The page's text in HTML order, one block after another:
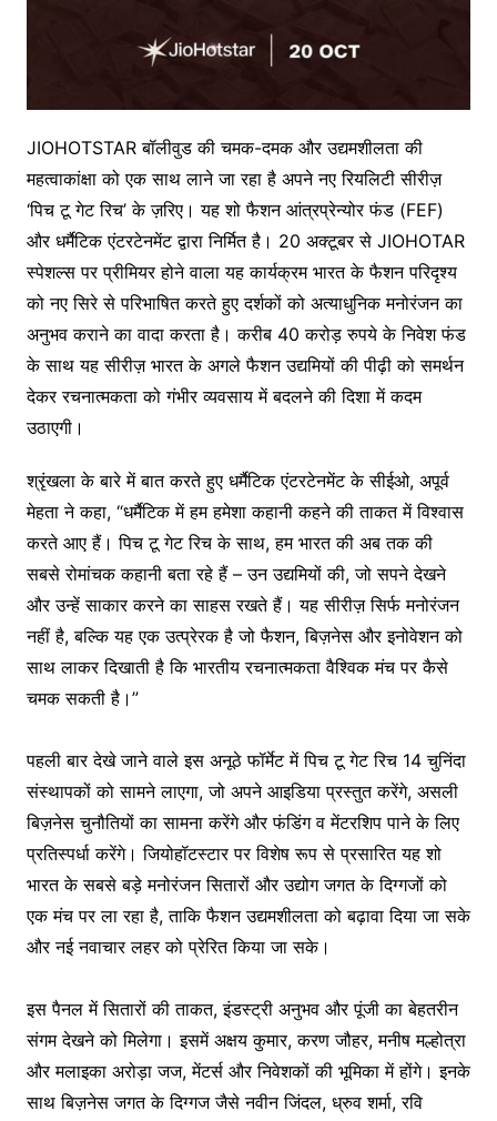
JIOHOTSTAR बॉलीवुड की चमक-दमक और उद्यमशीलता की
महत्वाकांक्षा को एक साथ लाने जा रहा है अपने नए रियलिटी सीरीज़
‘पिच टू गेट रिच’ के ज़रिए। यह शो फैशन आंत्रप्रेन्योर फंड (FEF)
और धर्मैटिक एंटरटेनमेंट द्वारा निर्मित है। 20 अक्टूबर से JIOHOTAR
स्पेशल्स पर प्रीमियर होने वाला यह कार्यक्रम भारत के फैशन परिदृश्य
को नए सिरे से परिभाषित करते हुए दर्शकों को अत्याधुनिक मनोरंजन का
अनुभव कराने का वादा करता है। करीब 40 करोड़ रुपये के निवेश फंड
के साथ यह सीरीज़ भारत के अगले फैशन उद्यमियों की पीढ़ी को समर्थन
देकर रचनात्मकता को गंभीर व्यवसाय में बदलने की दिशा में कदम
उठाएगी।
श्रृंखला के बारे में बात करते हुए धर्मैटिक एंटरटेनमेंट के सीईओ, अपूर्व
मेहता ने कहा, “धर्मैटिक में हम हमेशा कहानी कहने की ताकत में विश्वास
करते आए हैं। पिच टू गेट रिच के साथ, हम भारत की अब तक की
सबसे रोमांचक कहानी बता रहे हैं – उन उद्यमियों की, जो सपने देखने
और उन्हें साकार करने का साहस रखते हैं। यह सीरीज़ सिर्फ मनोरंजन
नहीं है, बल्कि यह एक उत्प्रेरक है जो फैशन, बिज़नेस और इनोवेशन को
साथ लाकर दिखाती है कि भारतीय रचनात्मकता वैश्विक मंच पर कैसे
चमक सकती है।”
पहली बार देखे जाने वाले इस अनूठे फॉर्मेट में पिच टू गेट रिच 14 चुनिंदा
संस्थापकों को सामने लाएगा, जो अपने आइडिया प्रस्तुत करेंगे, असली
बिज़नेस चुनौतियों का सामना करेंगे और फंडिंग व मेंटरशिप पाने के लिए
प्रतिस्पर्धा करेंगे। जियोहॉटस्टार पर विशेष रूप से प्रसारित यह शो
भारत के सबसे बड़े मनोरंजन सितारों और उद्योग जगत के दिग्गजों को
एक मंच पर ला रहा है, ताकि फैशन उद्यमशीलता को बढ़ावा दिया जा सके
और नई नवाचार लहर को प्रेरित किया जा सके।
इस पैनल में सितारों की ताकत, इंडस्ट्री अनुभव और पूंजी का बेहतरीन
संगम देखने को मिलेगा। इसमें अक्षय कुमार, करण जौहर, मनीष मल्होत्रा
और मलाइका अरोड़ा जज, मेंटर्स और निवेशकों की भूमिका में होंगे। इनके
साथ बिज़नेस जगत के दिग्गज जैसे नवीन जिंदल, ध्रुव शर्मा, रवि